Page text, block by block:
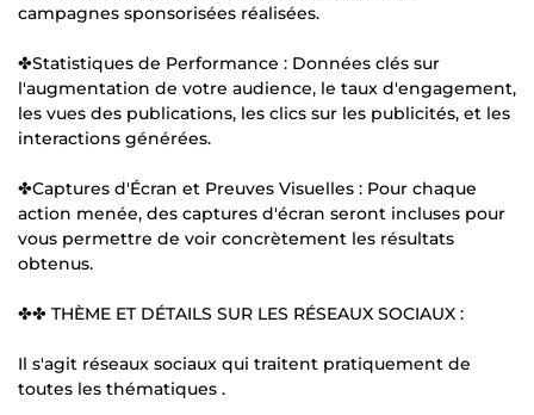
campagnes sponsorisées réalisées.
✤Statistiques de Performance : Données clés sur
l'augmentation de votre audience, le taux d'engagement,
les vues des publications, les clics sur les publicités, et les
interactions générées.
✤Captures d'Écran et Preuves Visuelles : Pour chaque
action menée, des captures d'écran seront incluses pour
vous permettre de voir concrètement les résultats
obtenus.
✤✤ THÈME ET DÉTAILS SUR LES RÉSEAUX SOCIAUX :
Il s'agit réseaux sociaux qui traitent pratiquement de
toutes les thématiques .